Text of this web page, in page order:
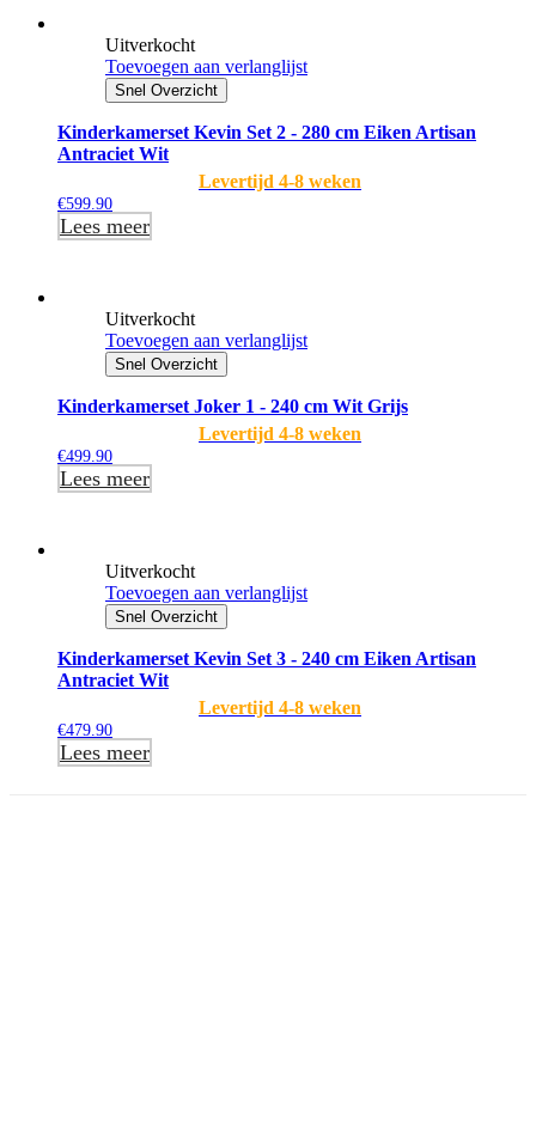
Uitverkocht
Toevoegen aan verlanglijst
Snel Overzicht
Kinderkamerset Kevin Set 2 - 280 cm Eiken Artisan
Antraciet Wit
Levertijd 4-8 weken
€599.90
Lees meer
Uitverkocht
Toevoegen aan verlanglijst
Snel Overzicht
Kinderkamerset Joker 1 - 240 cm Wit Grijs
Levertijd 4-8 weken
€499.90
Lees meer
Uitverkocht
Toevoegen aan verlanglijst
Snel Overzicht
Kinderkamerset Kevin Set 3 - 240 cm Eiken Artisan
Antraciet Wit
Levertijd 4-8 weken
€479.90
Lees meer